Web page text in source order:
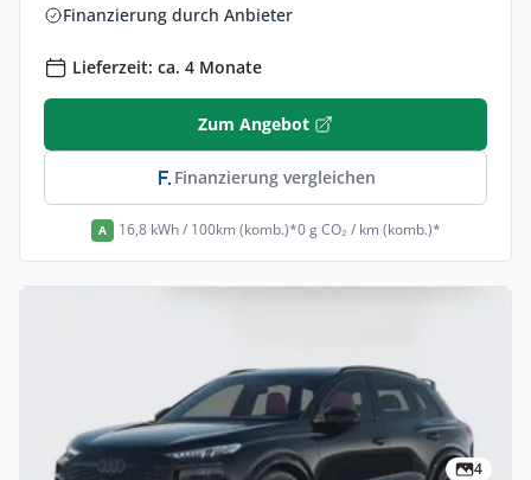
Finanzierung durch Anbieter
Lieferzeit: ca. 4 Monate
Zum Angebot
Finanzierung vergleichen
A 16,8 kWh / 100km (komb.)*0 g CO₂ / km (komb.)*
4